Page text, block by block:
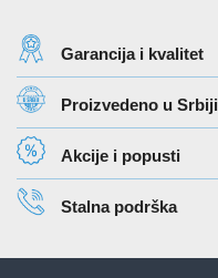
varijanti.
Opcije
mogu
biti
izabrane
na
stranici
proizvoda.
Garancija i kvalitet
Proizvedeno u Srbiji
Akcije i popusti
Stalna podrška